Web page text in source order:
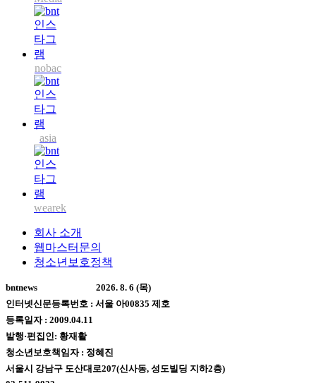
nobac
asia
wearek
회사 소개
웹마스터문의
청소년보호정책
bntnews
2026. 8. 6 (목)
인터넷신문등록번호 : 서울 아00835 제호
등록일자 : 2009.04.11
발행·편집인: 황재활
청소년보호책임자 : 정혜진
서울시 강남구 도산대로207(신사동, 성도빌딩 지하2층)